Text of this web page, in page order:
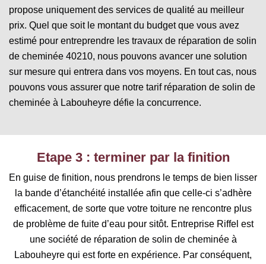
propose uniquement des services de qualité au meilleur
prix. Quel que soit le montant du budget que vous avez
estimé pour entreprendre les travaux de réparation de solin
de cheminée 40210, nous pouvons avancer une solution
sur mesure qui entrera dans vos moyens. En tout cas, nous
pouvons vous assurer que notre tarif réparation de solin de
cheminée à Labouheyre défie la concurrence.
Etape 3 : terminer par la finition
En guise de finition, nous prendrons le temps de bien lisser
la bande d’étanchéité installée afin que celle-ci s’adhère
efficacement, de sorte que votre toiture ne rencontre plus
de problème de fuite d’eau pour sitôt. Entreprise Riffel est
une société de réparation de solin de cheminée à
Labouheyre qui est forte en expérience. Par conséquent,